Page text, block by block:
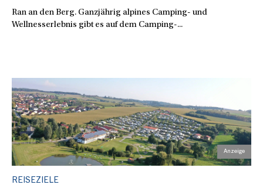
Ran an den Berg. Ganzjährig alpines Camping- und
Wellnesserlebnis gibt es auf dem Camping-...
REISEZIELE